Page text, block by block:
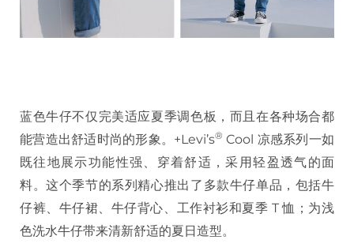
蓝色牛仔不仅完美适应夏季调色板，而且在各种场合都
能营造出舒适时尚的形象。+Levi’s®️ Cool 凉感系列一如
既往地展示功能性强、穿着舒适，采用轻盈透气的面
料。这个季节的系列精心推出了多款牛仔单品，包括牛
仔裤、牛仔裙、牛仔背心、工作衬衫和夏季 T 恤；为浅
色洗水牛仔带来清新舒适的夏日造型。